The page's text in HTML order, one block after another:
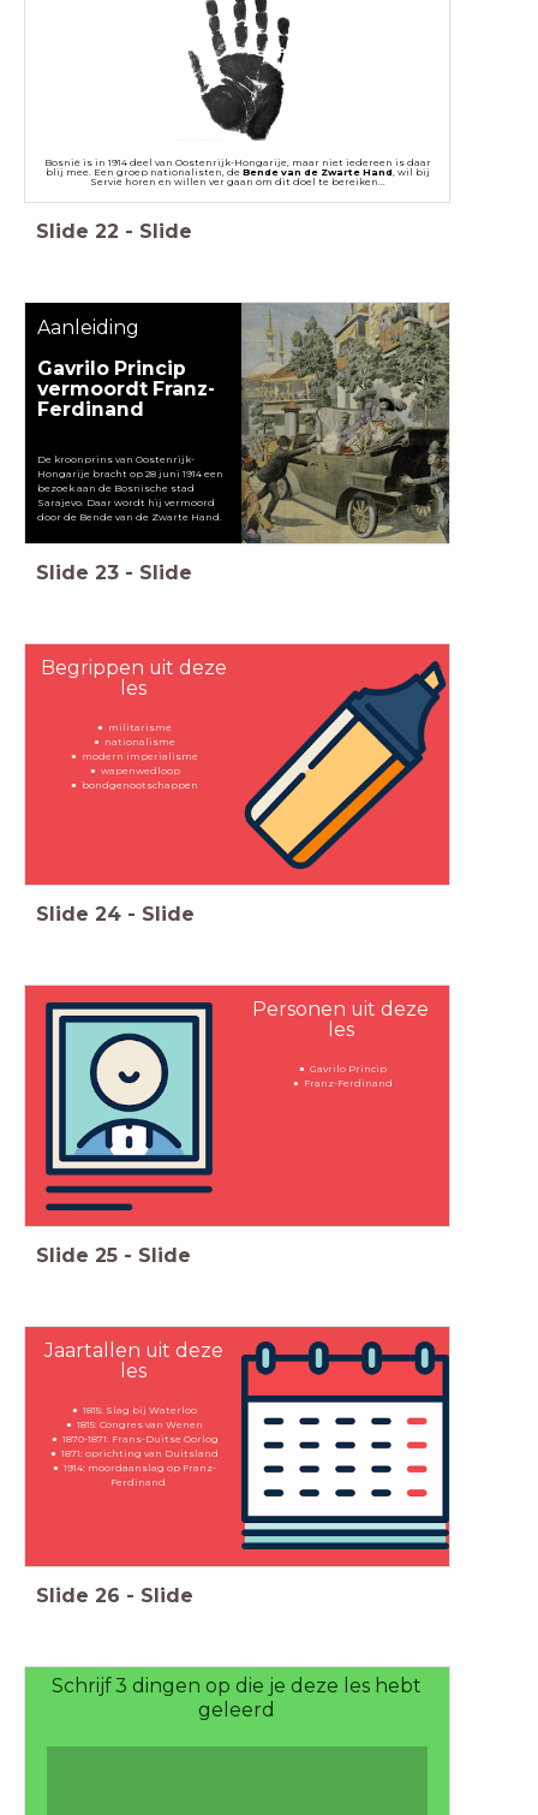
Bosnië is in 1914 deel van Oostenrijk-Hongarije, maar niet iedereen is daar
blij mee. Een groep nationalisten, de Bende van de Zwarte Hand, wil bij
Servië horen en willen ver gaan om dit doel te bereiken...
Slide 22 - Slide
Aanleiding
Gavrilo Princip
vermoordt Franz-
Ferdinand
De kroonprins van Oostenrijk-
Hongarije bracht op 28 juni 1914 een
bezoek aan de Bosnische stad
Sarajevo. Daar wordt hij vermoord
door de Bende van de Zwarte Hand.
Slide 23 - Slide
Begrippen uit deze
les
militarisme
nationalisme
modern imperialisme
wapenwedloop
bondgenootschappen
Slide 24 - Slide
Personen uit deze
les
Gavrilo Princip
Franz-Ferdinand
Slide 25 - Slide
Jaartallen uit deze
les
1815: Slag bij Waterloo
1815: Congres van Wenen
1870-1871: Frans-Duitse Oorlog
1871: oprichting van Duitsland
1914: moordaanslag op Franz-
Ferdinand
Slide 26 - Slide
Schrijf 3 dingen op die je deze les hebt
geleerd